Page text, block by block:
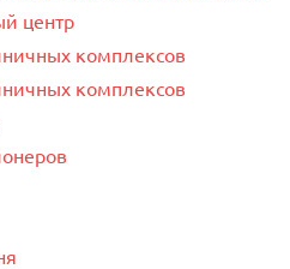
центр
комплексов
комплексов